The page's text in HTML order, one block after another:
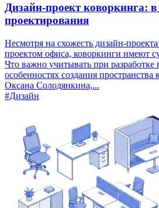
Дизайн-проект коворкинга: в
проектирования
Несмотря на схожесть дизайн-
проектом офиса, коворкинги имеют
Что важно учитывать при разработке
особенностях создания пространства
Оксана Солодянкина,...
#Дизайн